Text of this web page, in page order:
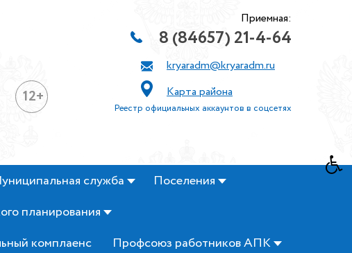
12+
Приемная:
8 (84657) 21-4-64
kryaradm@kryaradm.ru
Карта района
Реестр официальных аккаунтов в соцсетях
служба
Поселения
планирования
комплаенс
Профсоюз работников АПК